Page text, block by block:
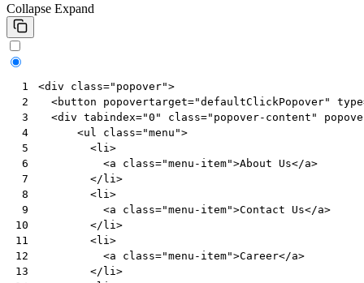
Collapse Expand
1
2
3
4
5
6
7
8
9
10
11
12
13
<div class="popover">
<button popovertarget="defaultClickPopover" type
<div tabindex="0" class="popover-content"
<ul class="menu">
<li >
<a class="menu-item">About Us</a>
</li >
<li >
<a class="menu-item">Contact Us</a>
</li >
<li >
<a class="menu-item">Career</a>
</li >